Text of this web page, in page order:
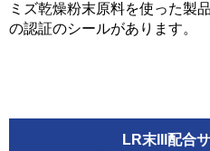
ミズ乾燥粉末原料を使った製
の認証のシールがあります。
LR末III配合